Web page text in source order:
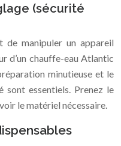
(sécurité
de manipuler un appareil
d’un chauffe-eau Atlantic
minutieuse et le
sont essentiels. Prenez le
le matériel nécessaire.